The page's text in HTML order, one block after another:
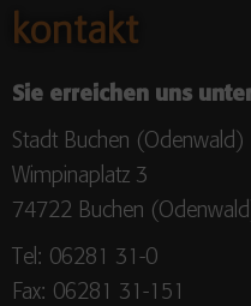
kontakt
Sie erreichen uns
Stadt Buchen (Odenwald)
Wimpinaplatz 3
74722 Buchen
Tel: 06281 31-0
Fax: 06281 31-151